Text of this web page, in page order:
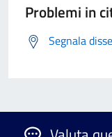
Problemi in
Segnala